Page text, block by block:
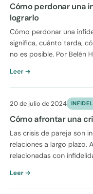
Cómo perdonar una
lograrlo
Cómo perdonar una
significa, cuánto tarda,
no es posible. Por Belén
Leer →
20 de julio de 2024
Cómo afrontar una
Las crisis de pareja son
relaciones a largo plazo.
relacionadas con
Leer →